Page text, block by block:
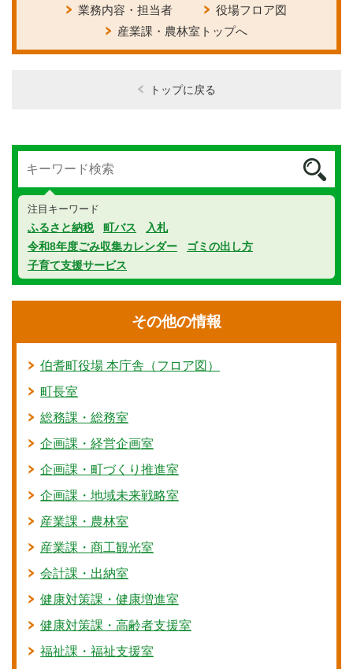
業務内容・担当者
役場フロア図
産業課・農林室トップへ
トップに戻る
注目キーワード
ふるさと納税 町バス
入札
令和8年度ごみ収集カレンダー
ゴミの出し方
子育て支援サービス
その他の情報
伯耆町役場 本庁舎（フロア図）
町長室
総務課・総務室
企画課・経営企画室
企画課・町づくり推進室
企画課・地域未来戦略室
産業課・農林室
産業課・商工観光室
会計課・出納室
健康対策課・健康増進室
健康対策課・高齢者支援室
福祉課・福祉支援室